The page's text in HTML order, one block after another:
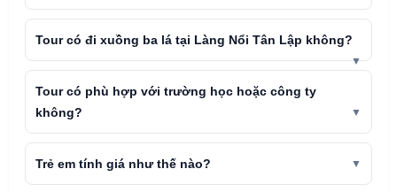
Tour có đi xuồng ba lá tại Làng Nổi Tân Lập không?
Tour có phù hợp với trường học hoặc công ty
không?
Trẻ em tính giá như thế nào?